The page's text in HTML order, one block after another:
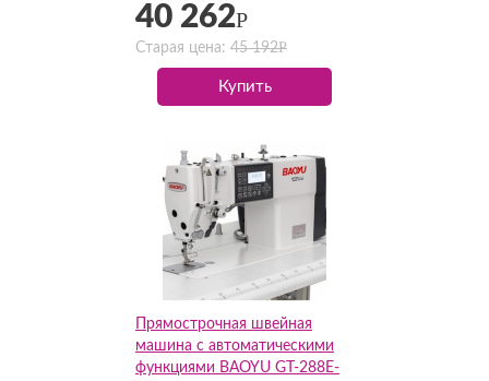
40 262Р
Старая цена: 45 192Р
Купить
Прямострочная швейная
машина с автоматическими
функциями BAOYU GT-288E-